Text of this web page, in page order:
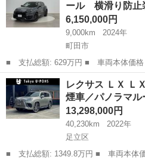
ール 横滑り防
6,150,000円
9,000km
2024年
町田市
■ 支払総額: 629万円 ■ 車両本体価格： 6,150,000 円 ■ メーカー
名： レクサス ■ 車種名： ＬＢＸ
ＲＲ アルミホイール 横滑り防止
ナビＴＶ ...
東京 町田市 レクサス
レクサス ＬＸ Ｌ
煙車／パノラマ
13,298,000円
40,230km
2022年
足立区
■ 支払総額: 1349.8万円 ■ 車両本体価格： 13,298,000 円 ■ メー